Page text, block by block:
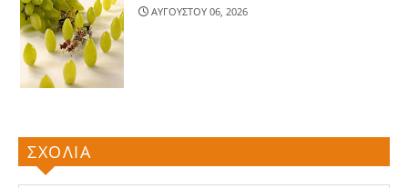
ΑΥΓΟΥΣΤΟΥ 06, 2026
ΣΧΟΛΙΑ